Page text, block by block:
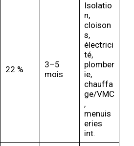
22 %
3–5
mois
Isolatio
n,
cloison
s,
électrici
té,
plomber
ie,
chauffa
ge/VMC
,
menuis
eries
int.